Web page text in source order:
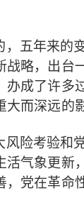
五年来的
略，出
成了许
而深远的影
险考验和
气象更新
党在革